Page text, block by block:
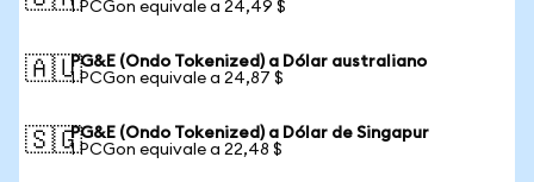
1 PCGon equivale a 24,49 $
🇦🇺PG&E (Ondo Tokenized) a Dólar australiano
1 PCGon equivale a 24,87 $
🇸🇬PG&E (Ondo Tokenized) a Dólar de Singapur
1 PCGon equivale a 22,48 $